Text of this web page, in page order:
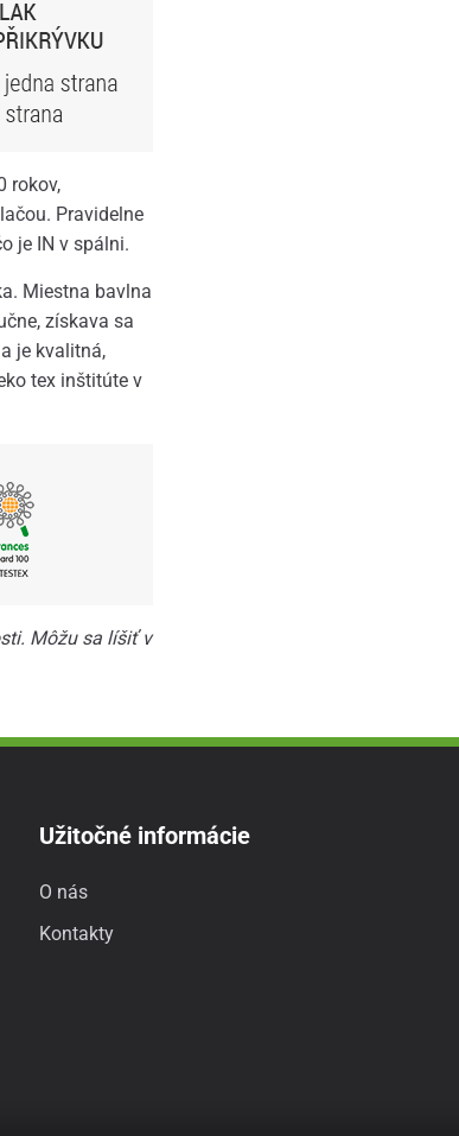
rokov,
Pravidelne
je IN v spálni.
Miestna bavlna
získava sa
je kvalitná,
tex inštitúte v
Môžu sa líšiť v
Užitočné informácie
O nás
Kontakty